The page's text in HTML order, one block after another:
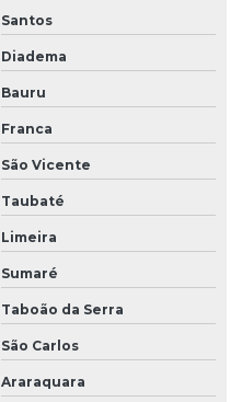
Santos
Diadema
Bauru
Franca
São Vicente
Taubaté
Limeira
Sumaré
Taboão da Serra
São Carlos
Araraquara